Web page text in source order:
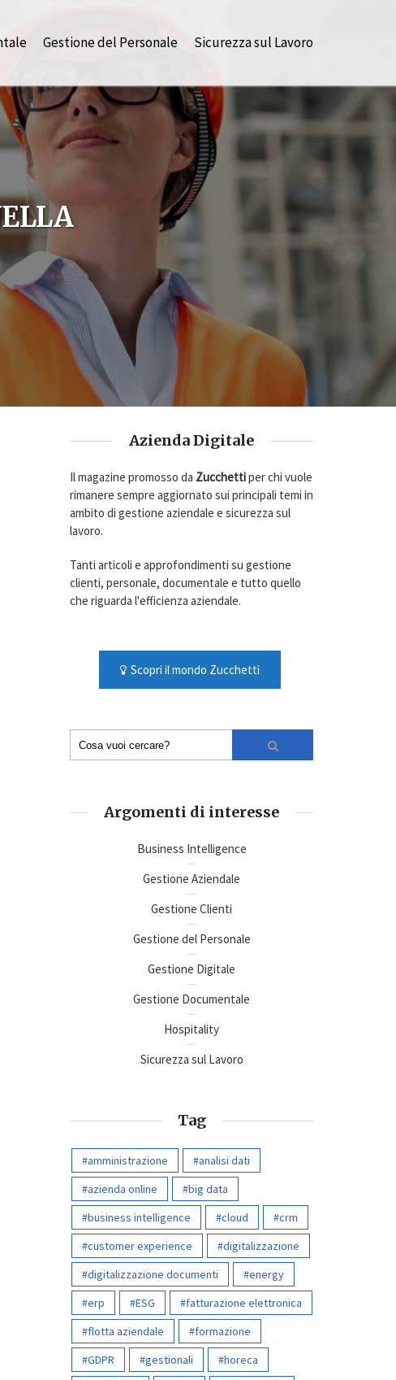
Gestione del Personale Sicurezza sul Lavoro
Azienda Digitale
Il magazine promosso da Zucchettiper chi vuole
rimanere sempre aggiornato sui principali temi in
ambito di gestione aziendale e sicurezza sul
lavoro.
Tanti articoli e approfondimenti su gestione
clienti, personale, documentale e tutto quello
che riguarda l'efficienza aziendale.
Scopri il mondo Zucchetti
Argomenti di interesse
Business Intelligence
Gestione Aziendale
Gestione Clienti
Gestione del Personale
Gestione Digitale
Gestione Documentale
Hospitality
Sicurezza sul Lavoro
Tag
amministrazione
analisi dati
azienda online
big data
business intelligence
cloud
crm
customer experience
digitalizzazione
digitalizzazione documenti
energy
erp
ESG
fatturazione elettronica
flotta aziendale
formazione
GDPR
gestionali
horeca